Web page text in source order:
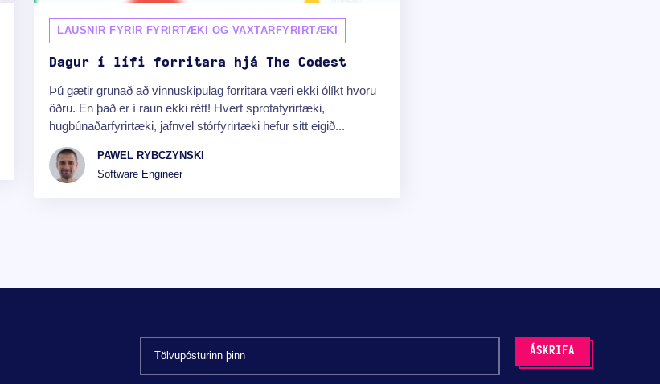
LAUSNIR FYRIR FYRIRTÆKI OG VAXTARFYRIRTÆKI
Dagur í lífi forritara hjá The Codest
Þú gætir grunað að vinnuskipulag forritara væri ekki ólíkt hvoru
öðru. En það er í raun ekki rétt! Hvert sprotafyrirtæki,
hugbúnaðarfyrirtæki, jafnvel stórfyrirtæki hefur sitt eigið...
PAWEL RYBCZYNSKI
Software Engineer